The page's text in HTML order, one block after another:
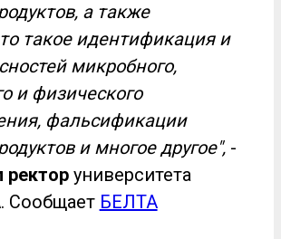
а также
такое идентификация и
микробного,
и физического
фальсификации
и многое другое",-
ректоруниверситета
Сообщает БЕЛТА